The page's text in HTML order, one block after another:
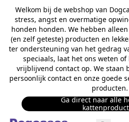
Welkom bij de webshop van
stress, angst en overmatige
honden honden. We hebben
(en zelf geteste) producten en
ter ondersteuning van het gedrag
speciaals, laat het ons weten
vrijblijvend contact op. We staan
persoonlijk contact en onze goede
producten.
Ga direct naar alle